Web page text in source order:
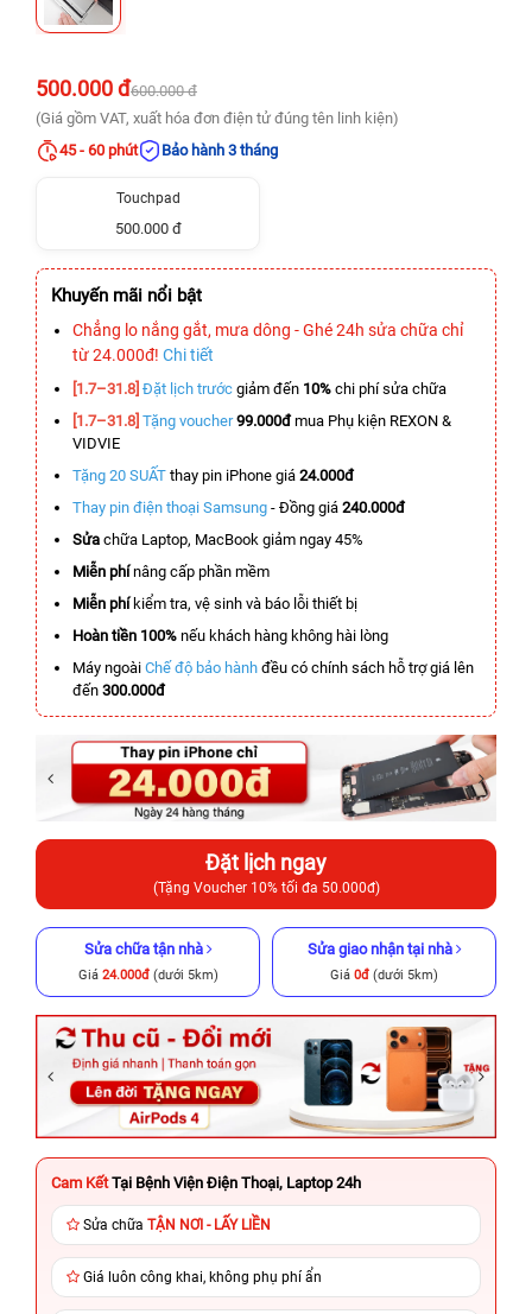
500.000 đ600.000 đ
(Giá gồm VAT, xuất hóa đơn điện tử đúng tên linh kiện)
45 - 60 phút
Bảo hành 3 tháng
Touchpad
500.000 đ
Khuyến mãi nổi bật
Chẳng lo nắng gắt, mưa dông - Ghé 24h sửa chữa chỉ
từ 24.000đ! Chi tiết
[1.7–31.8] Đặt lịch trước giảm đến 10% chi phí sửa chữa
[1.7–31.8] Tặng voucher 99.000đmua Phụ kiện REXON &
VIDVIE
Tặng 20 SUẤT thay pin iPhone giá 24.000đ
Thay pin điện thoại Samsung - Đồng giá 240.000đ
Sửa chữa Laptop, MacBook giảm ngay 45%
Miễn phínâng cấp phần mềm
Miễn phíkiểm tra, vệ sinh và báo lỗi thiết bị
Hoàn tiền 100% nếu khách hàng không hài lòng
Máy ngoài Chế độ bảo hành đều có chính sách hỗ trợ giá lên
đến 300.000đ
Đặt lịch ngay
(Tặng Voucher 10% tối đa 50.000đ)
Sửa chữa tận nhà
Giá 24.000đ(dưới 5km)
Sửa giao nhận tại nhà
Giá 0đ (dưới 5km)
Cam Kết Tại Bệnh Viện Điện Thoại, Laptop 24h
Sửa chữa TẬN NƠI - LẤY LIỀN
Giá luôn công khai, không phụ phí ẩn